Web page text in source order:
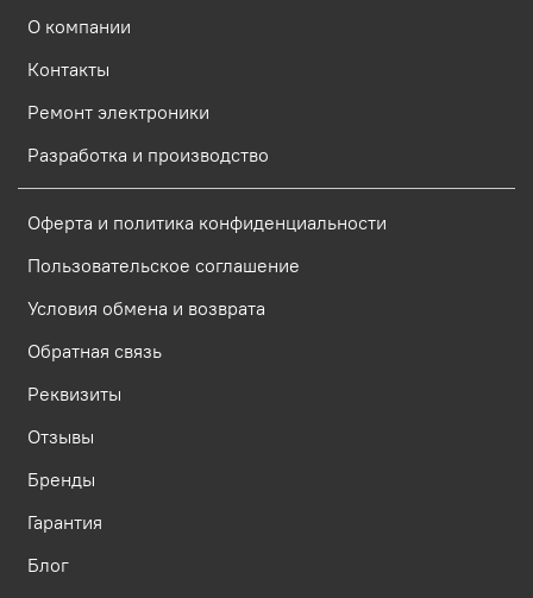
О компании
Контакты
Ремонт электроники
Разработка и производство
Оферта и политика конфиденциальности
Пользовательское соглашение
Условия обмена и возврата
Обратная связь
Реквизиты
Отзывы
Бренды
Гарантия
Блог